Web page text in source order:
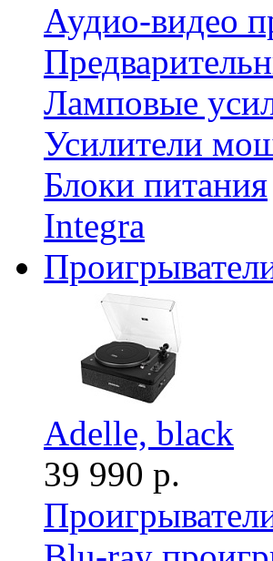
Аудио-видео
Ламповые
Усилители
Блоки питания
Integra
Adelle, black
39 990 р.